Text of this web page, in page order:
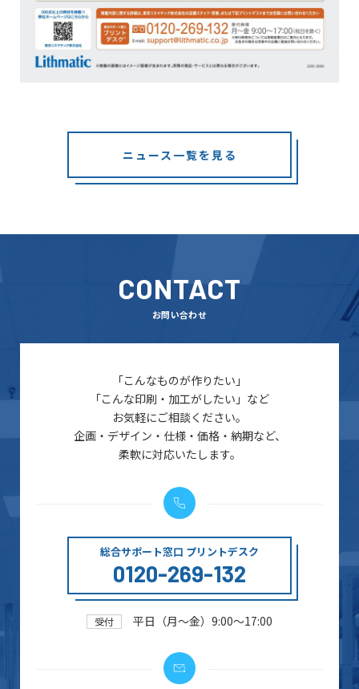
ニュース一覧を見る
CONTACT
お問い合わせ
「こんなものが作りたい」
「こんな印刷・加工がしたい」など
お気軽にご相談ください。
企画・デザイン・仕様・価格・納期など、
柔軟に対応いたします。
総合サポート窓口 プリントデスク
0120-269-132
受付 平日（月～金）9:00～17:00